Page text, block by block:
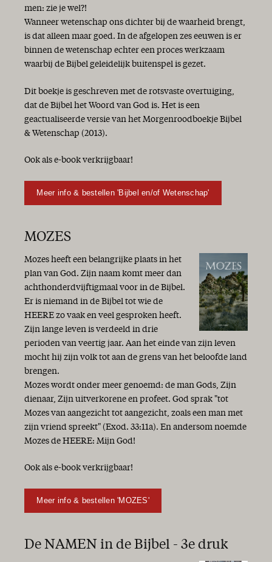
men: zie je wel?!
Wanneer wetenschap ons dichter bij de waarheid brengt,
is dat alleen maar goed. In de afgelopen zes eeuwen is er
binnen de wetenschap echter een proces werkzaam
waarbij de Bijbel geleidelijk buitenspel is gezet.
Dit boekje is geschreven met de rotsvaste overtuiging,
dat de Bijbel het Woord van God is. Het is een
geactualiseerde versie van het Morgenroodboekje Bijbel
& Wetenschap (2013).
Ook als e-book verkrijgbaar!
Meer info & bestellen 'Bijbel en/of Wetenschap'
MOZES
Mozes heeft een belangrijke plaats in het
plan van God. Zijn naam komt meer dan
achthonderdvijftigmaal voor in de Bijbel.
Er is niemand in de Bijbel tot wie de
HEERE zo vaak en veel gesproken heeft.
Zijn lange leven is verdeeld in drie
perioden van veertig jaar. Aan het einde van zijn leven
mocht hij zijn volk tot aan de grens van het beloofde land
brengen.
Mozes wordt onder meer genoemd: de man Gods, Zijn
dienaar, Zijn uitverkorene en profeet. God sprak "tot
Mozes van aangezicht tot aangezicht, zoals een man met
zijn vriend spreekt" (Exod. 33:11a). En andersom noemde
Mozes de HEERE: Mijn God!
Ook als e-book verkrijgbaar!
Meer info & bestellen 'MOZES'
De NAMEN in de Bijbel - 3e druk